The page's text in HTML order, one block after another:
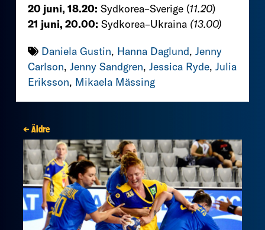
20 juni, 18.20: Sydkorea–Sverige (11.20)
21 juni, 20.00: Sydkorea–Ukraina (13.00)
Daniela Gustin, Hanna Daglund, Jenny
Carlson, Jenny Sandgren, Jessica Ryde, Julia
Eriksson, Mikaela Mässing
← Äldre